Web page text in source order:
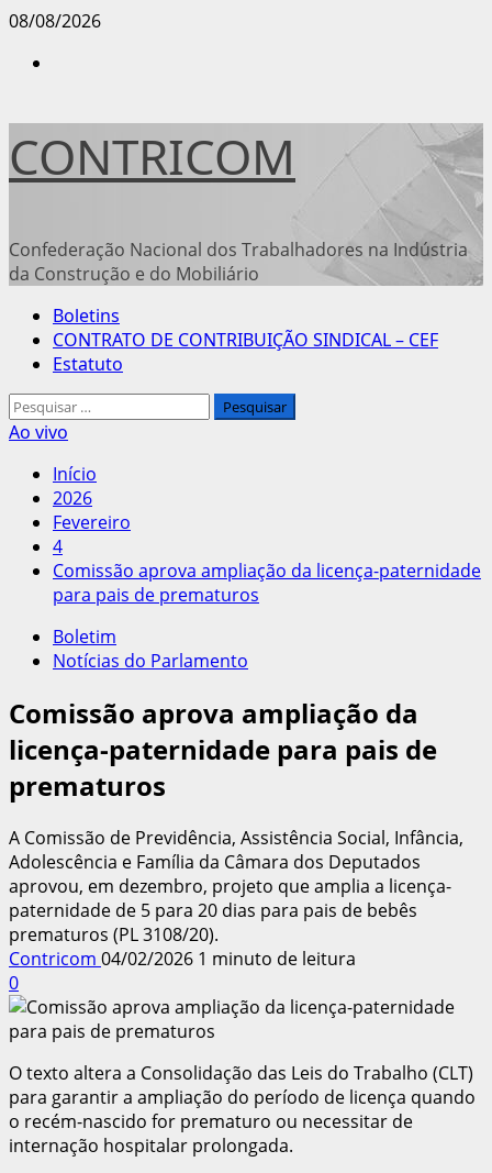
Avançar
08/08/2026
CONTRICOM
Confederação Nacional dos Trabalhadores na Indústria
da Construção e do Mobiliário
Menu
principal
Boletins
CONTRATO DE CONTRIBUIÇÃO SINDICAL – CEF
Estatuto
Pesquisar
por:
Ao vivo
Início
2026
Fevereiro
4
Comissão aprova ampliação da licença-paternidade
para pais de prematuros
Boletim
Notícias do Parlamento
Comissão aprova ampliação da
licença-paternidade para pais de
prematuros
A Comissão de Previdência, Assistência Social, Infância,
Adolescência e Família da Câmara dos Deputados
aprovou, em dezembro, projeto que amplia a licença-
paternidade de 5 para 20 dias para pais de bebês
prematuros (PL 3108/20).
Contricom 04/02/2026 1 minuto de leitura
0
O texto altera a Consolidação das Leis do Trabalho (CLT)
para garantir a ampliação do período de licença quando
o recém-nascido for prematuro ou necessitar de
internação hospitalar prolongada.